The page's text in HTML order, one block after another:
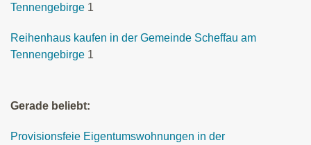
Tennengebirge 1
Reihenhaus kaufen in der Gemeinde Scheffau am
Tennengebirge 1
Gerade beliebt:
Provisionsfeie Eigentumswohnungen in der